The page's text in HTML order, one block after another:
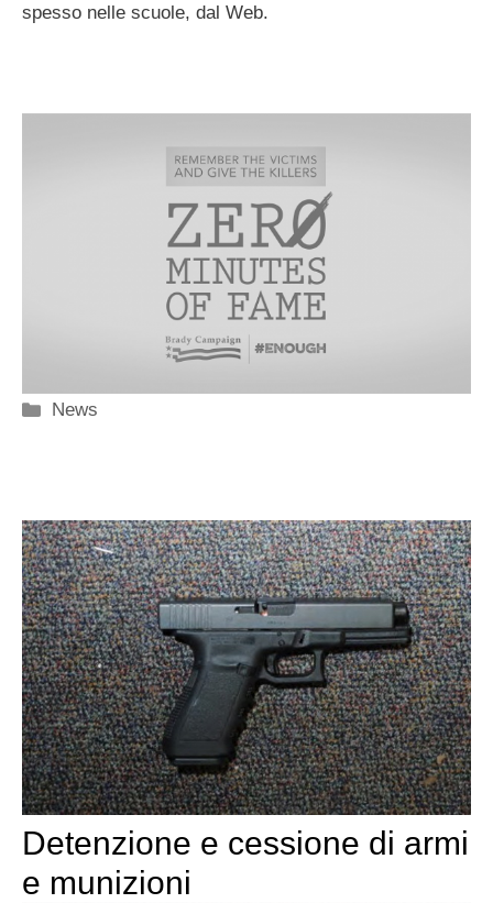
spesso nelle scuole, dal Web.
Categorie
News
Detenzione e cessione di armi
e munizioni